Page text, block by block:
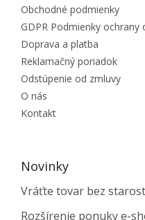
Obchodné podmienky
GDPR Podmienky
Doprava a platba
Reklamačný poriadok
Odstúpenie od zmluvy
O nás
Kontakt
Novinky
Vráťte tovar bez
Rozšírenie ponuky e-